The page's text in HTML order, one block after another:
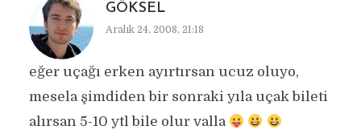
GÖKSEL
Aralık 24, 2008, 21:18
eğer uçağı erken ayırtırsan ucuz oluyo,
mesela şimdiden bir sonraki yıla uçak bileti
alırsan 5-10 ytl bile olur valla